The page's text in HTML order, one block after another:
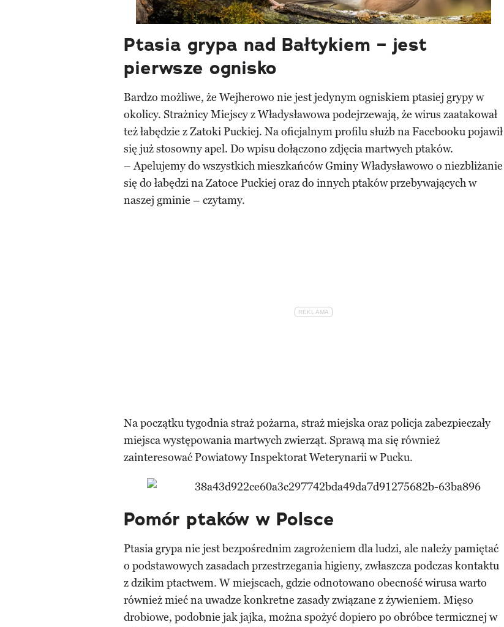
Ptasia grypa nad Bałtykiem – jest
pierwsze ognisko
Bardzo możliwe, że Wejherowo nie jest jedynym ogniskiem ptasiej grypy w
okolicy. Strażnicy Miejscy z Władysławowa podejrzewają, że wirus zaatakował
też łabędzie z Zatoki Puckiej. Na oficjalnym profilu służb na Facebooku pojawił
się już stosowny apel. Do wpisu dołączono zdjęcia martwych ptaków.
– Apelujemy do wszystkich mieszkańców Gminy Władysławowo o niezbliżanie
się do łabędzi na Zatoce Puckiej oraz do innych ptaków przebywających w
naszej gminie – czytamy.
Na początku tygodnia straż pożarna, straż miejska oraz policja zabezpieczały
miejsca występowania martwych zwierząt. Sprawą ma się również
zainteresować Powiatowy Inspektorat Weterynarii w Pucku.
Pomór ptaków w Polsce
Ptasia grypa nie jest bezpośrednim zagrożeniem dla ludzi, ale należy pamiętać
o podstawowych zasadach przestrzegania higieny, zwłaszcza podczas kontaktu
z dzikim ptactwem. W miejscach, gdzie odnotowano obecność wirusa warto
również mieć na uwadze konkretne zasady związane z żywieniem. Mięso
drobiowe, podobnie jak jajka, można spożyć dopiero po obróbce termicznej w